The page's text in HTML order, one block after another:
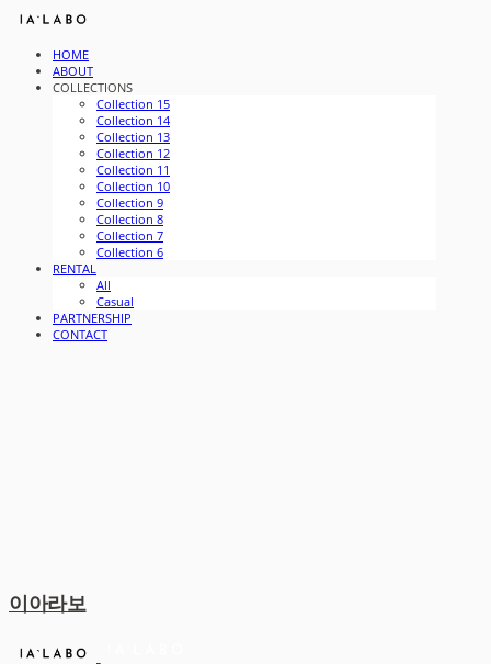
HOME
ABOUT
COLLECTIONS
Collection 15
Collection 14
Collection 13
Collection 12
Collection 11
Collection 10
Collection 9
Collection 8
Collection 7
Collection 6
RENTAL
All
Casual
PARTNERSHIP
CONTACT
이아라보